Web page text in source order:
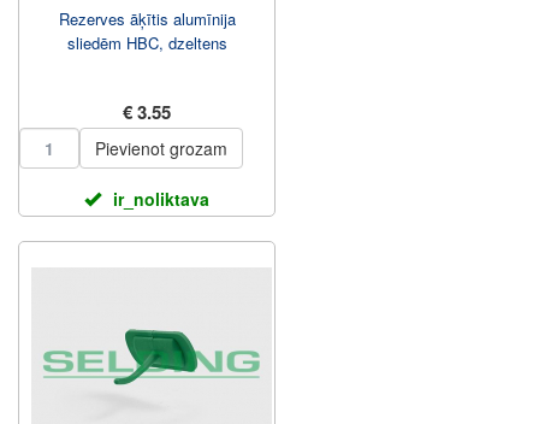
Rezerves āķītis alumīnija
sliedēm HBC, dzeltens
€ 3.55
Pievienot grozam
ir_noliktava